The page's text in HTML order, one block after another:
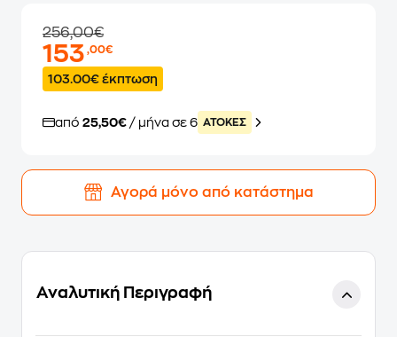
256,00€
153,00€
103.00€ έκπτωση
από 25,50€ / μήνα σε 6 ATOKEΣ
Αγορά μόνο από κατάστημα
Αναλυτική Περιγραφή